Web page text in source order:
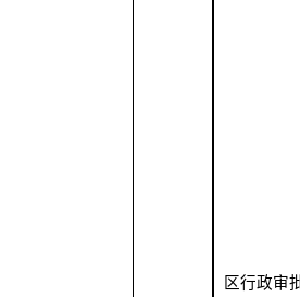
区行政审